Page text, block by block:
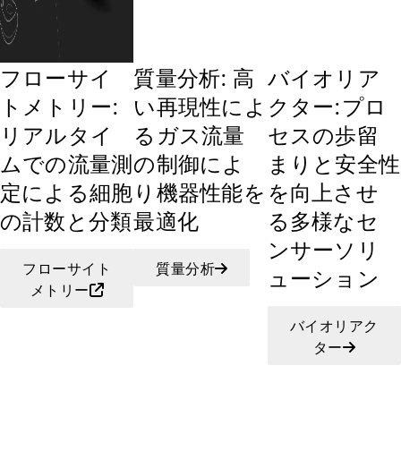
フローサイ
トメトリー:
リアルタイ
ムでの流量測
定による細胞
の計数と分類
フローサイト
メトリー
質量分析: 高
い再現性によ
るガス流量
の制御によ
り機器性能を
最適化
質量分析
バイオリア
クター:プロ
セスの歩留
まりと安全性
を向上させ
る多様なセ
ンサーソリ
ューション
バイオリアク
ター